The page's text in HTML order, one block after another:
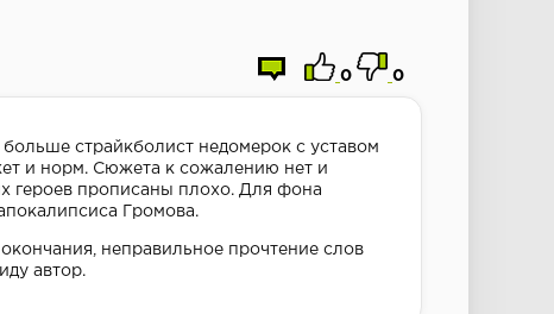
0 0
страйкболист недомерок с уставом
и норм. Сюжета к сожалению нет и
героев прописаны плохо. Для фона
Громова.
неправильное прочтение слов
автор.